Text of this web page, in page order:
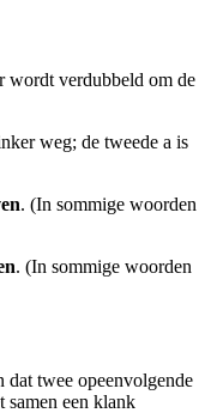
wordt verdubbeld om de
weg; de tweede a is
. (In sommige woorden
. (In sommige woorden
dat twee opeenvolgende
samen een klank